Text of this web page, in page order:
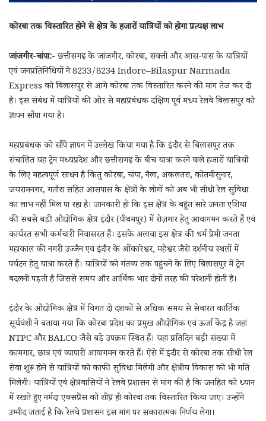
कोरबा तक विस्तारित होने से क्षेत्र के हजारों यात्रियों को होगा प्रत्यक्ष लाभ
जांजगीर-चांपा:-छत्तीसगढ़ के जांजगीर, कोरबा, सक्ती और आस-पास के यात्रियों
एवं जनप्रतिनिधियों ने 8233/8234 Indore–Bilaspur Narmada
Express को बिलासपुर से आगे कोरबा तक विस्तारित करने की मांग तेज कर दी
है। इस संबंध में यात्रियों की ओर से महाप्रबंधक दक्षिण पूर्व मध्य रेलवे बिलासपुर को
ज्ञापन सौंपा गया है।
महाप्रबंधक को सौंपे ज्ञापन में उल्लेख किया गया है कि इंदौर से बिलासपुर तक
संचालित यह ट्रेन मध्यप्रदेश और छत्तीसगढ़ के बीच यात्रा करने वाले हजारों यात्रियों
के लिए महत्वपूर्ण साधन है किंतु कोरबा, चांपा, नैला, अकलतरा, कोतमीसुनार,
जयरामनगर, गतौरा सहित आसपास के क्षेत्रों के लोगों को अब भी सीधी रेल सुविधा
का लाभ नहीं मिल पा रहा है। जानकारी हो कि इस क्षेत्र के बहुत सारे जनता एशिया
की सबसे बड़ी औद्योगिक क्षेत्र इंदौर (पीथमपुर) में रोज़गार हेतु आवागमन करते हैं एवं
कार्यरत सभी कर्मचारी निवासरत हैं। इसके अलावा इस क्षेत्र की धर्म प्रेमी जनता
महाकाल की नगरी उज्जैन एवं इंदौर के ओंकारेश्वर, महेश्वर जैसे दर्शनीय स्थलों में
पर्यटन हेतु यात्रा करते हैं। यात्रियों को गंतव्य तक पहुंचने के लिए बिलासपुर में ट्रेन
बदलनी पड़ती है जिससे समय और आर्थिक भार दोनों तरह की परेशानी होती है।
इंदौर के औद्योगिक क्षेत्र में विगत दो दशकों से अधिक समय से सेवारत कार्तिक
सूर्यवंशी ने बताया गया कि कोरबा प्रदेश का प्रमुख औद्योगिक एवं ऊर्जा केंद्र है जहां
NTPC और BALCO जैसे बड़े उपक्रम स्थित हैं। यहां प्रतिदिन बड़ी संख्या में
कामगार, छात्र एवं व्यापारी आवागमन करते हैं। ऐसे में इंदौर से कोरबा तक सीधी रेल
सेवा शुरू होने से यात्रियों को काफी सुविधा मिलेगी और क्षेत्रीय विकास को भी गति
मिलेगी। यात्रियों एवं क्षेत्रवासियों ने रेलवे प्रशासन से मांग की है कि जनहित को ध्यान
में रखते हुए नर्मदा एक्सप्रेस को शीघ्र ही कोरबा तक विस्तारित किया जाए। उन्होंने
उम्मीद जताई है कि रेलवे प्रशासन इस मांग पर सकारात्मक निर्णय लेगा।